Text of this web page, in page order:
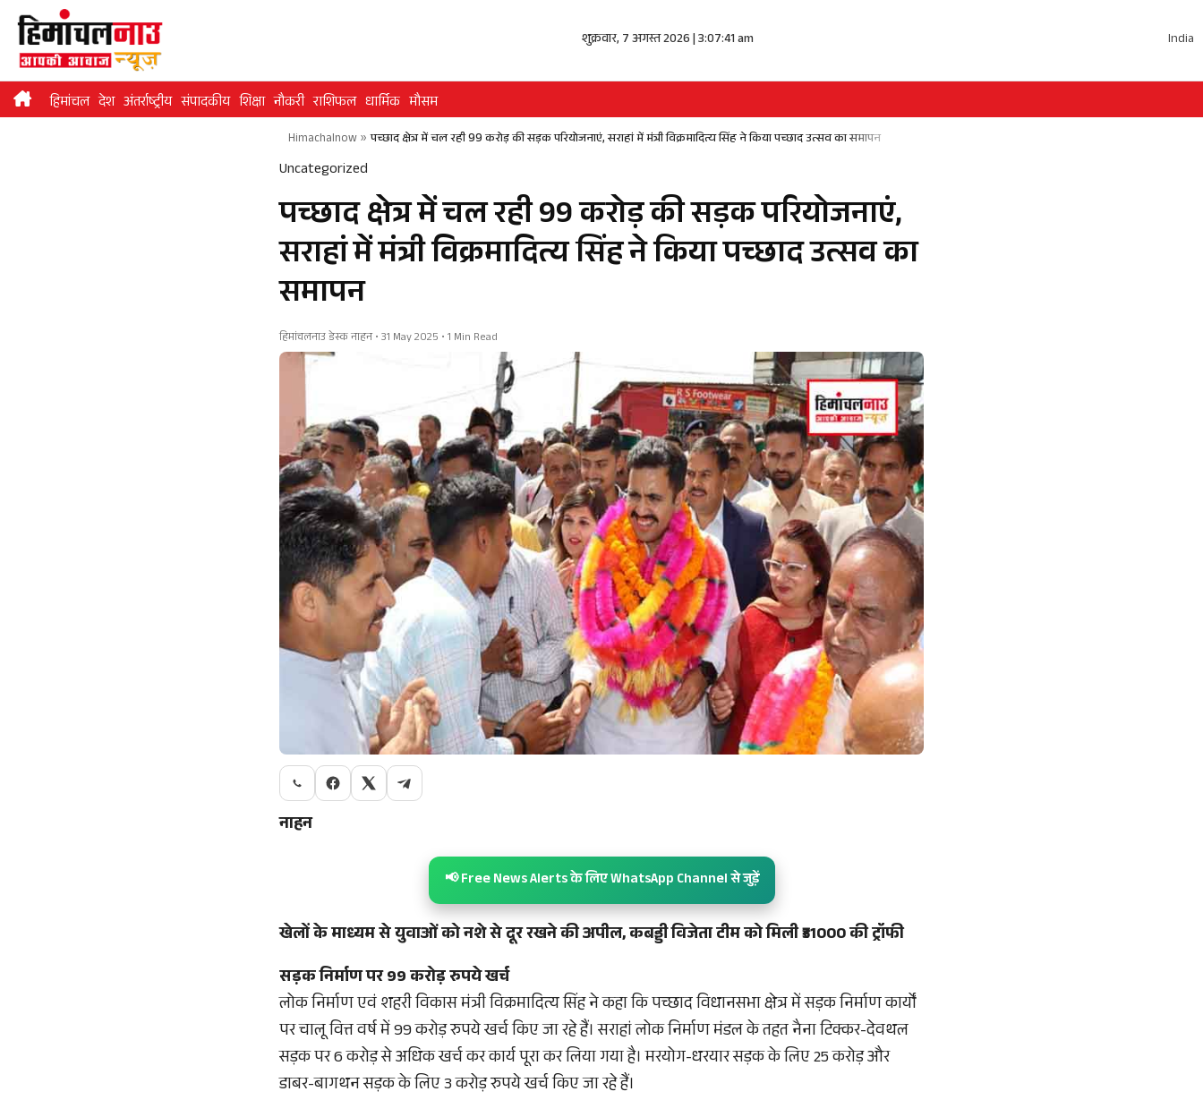
Skip
content
शुक्रवार, 7 अगस्त 2026 | 3:07:41 am India
हिमांचल देश अंतर्राष्ट्रीय संपादकीय शिक्षा नौकरी राशिफल धार्मिक मौसम
Himachalnow» पच्छाद क्षेत्र में चल रही 99 करोड़ की सड़क परियोजनाएं, सराहां में मंत्री विक्रमादित्य सिंह ने किया पच्छाद उत्सव का समापन
Uncategorized
पच्छाद क्षेत्र में चल रही 99 करोड़ की सड़क परियोजनाएं,
सराहां में मंत्री विक्रमादित्य सिंह ने किया पच्छाद उत्सव का
समापन
हिमांचलनाउ डेस्क नाहन • 31 May 2025 • 1 Min Read
नाहन
📢 Free News Alerts के लिए WhatsApp Channel से जुड़ें
खेलों के माध्यम से युवाओं को नशे से दूर रखने की अपील, कबड्डी विजेता टीम को मिली ₹31000 की ट्रॉफी
सड़क निर्माण पर 99 करोड़ रुपये खर्च
लोक निर्माण एवं शहरी विकास मंत्री विक्रमादित्य सिंह ने कहा कि पच्छाद विधानसभा क्षेत्र में सड़क निर्माण कार्यों
पर चालू वित्त वर्ष में 99 करोड़ रुपये खर्च किए जा रहे हैं। सराहां लोक निर्माण मंडल के तहत नैना टिक्कर-देवथल
सड़क पर 6 करोड़ से अधिक खर्च कर कार्य पूरा कर लिया गया है। मरयोग-धरयार सड़क के लिए 25 करोड़ और
डाबर-बागथन सड़क के लिए 3 करोड़ रुपये खर्च किए जा रहे हैं।